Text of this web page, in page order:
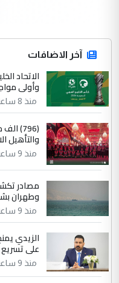
جنسية الرافد
ابا فرات ...
الموضوع :
مضجعيك يابن الزنا
سردار
التعليق : واحد
جنسية الرافد
ابا فرات ...
مضجعيك يابن الزنا
حيدر عاشور
التعليق : تحياتي
دقيق ومسؤول؛
آخر الاضافات
وأولى
منذ 8 ساعة
(796)
والتأهيل
منذ 9 ساعة
مصادر
وطهران
منذ 9 ساعة
الزيدي
على تسريع
منذ 9 ساعة